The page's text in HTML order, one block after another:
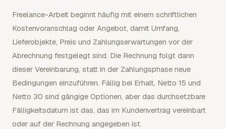
Freelance-Arbeit beginnt häufig mit einem schriftlichen
Kostenvoranschlag oder Angebot, damit Umfang,
Lieferobjekte, Preis und Zahlungserwartungen vor der
Abrechnung festgelegt sind. Die Rechnung folgt dann
dieser Vereinbarung, statt in der Zahlungsphase neue
Bedingungen einzuführen. Fällig bei Erhalt, Netto 15 und
Netto 30 sind gängige Optionen, aber das durchsetzbare
Fälligkeitsdatum ist das, das im Kundenvertrag vereinbart
oder auf der Rechnung angegeben ist.